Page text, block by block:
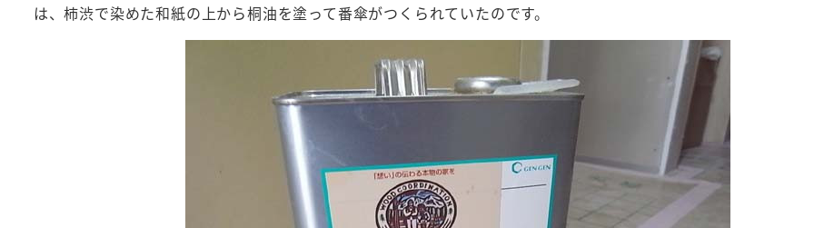
は、柿渋で染めた和紙の上から桐油を塗って番傘がつくられていたのです。